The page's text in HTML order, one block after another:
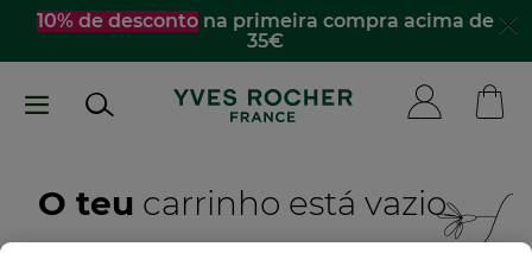
Passar
conteúdo
10% de descontona primeira compra acima de
35€
O teu carrinho está vazio